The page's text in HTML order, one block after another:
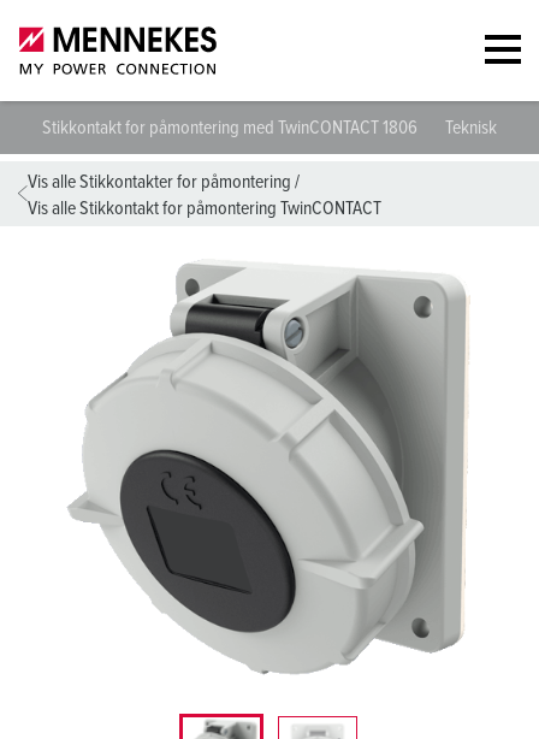
Stikkontakt for påmontering med TwinCONTACT 1806 Tekniske
Vis alle Stikkontakter for påmontering /
Vis alle Stikkontakt for påmontering TwinCONTACT